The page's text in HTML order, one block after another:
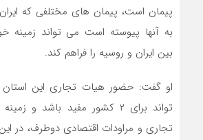
پیمان است، پیمان های مختلفی که
به آنها پیوسته است می تواند زمینه
بین ایران و روسیه را فراهم کند.
او گفت: حضور هیات تجاری این
تواند برای ۲ کشور مفید باشد و
تجاری و مراودات اقتصادی دوطرف، در